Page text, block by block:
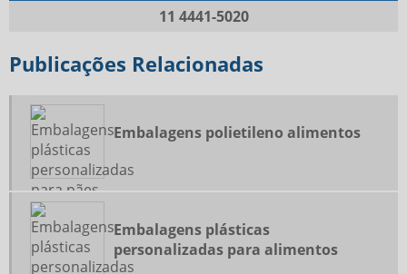
11 4441-5020
Publicações Relacionadas
Embalagens polietileno alimentos
Embalagens plásticas
personalizadas para alimentos